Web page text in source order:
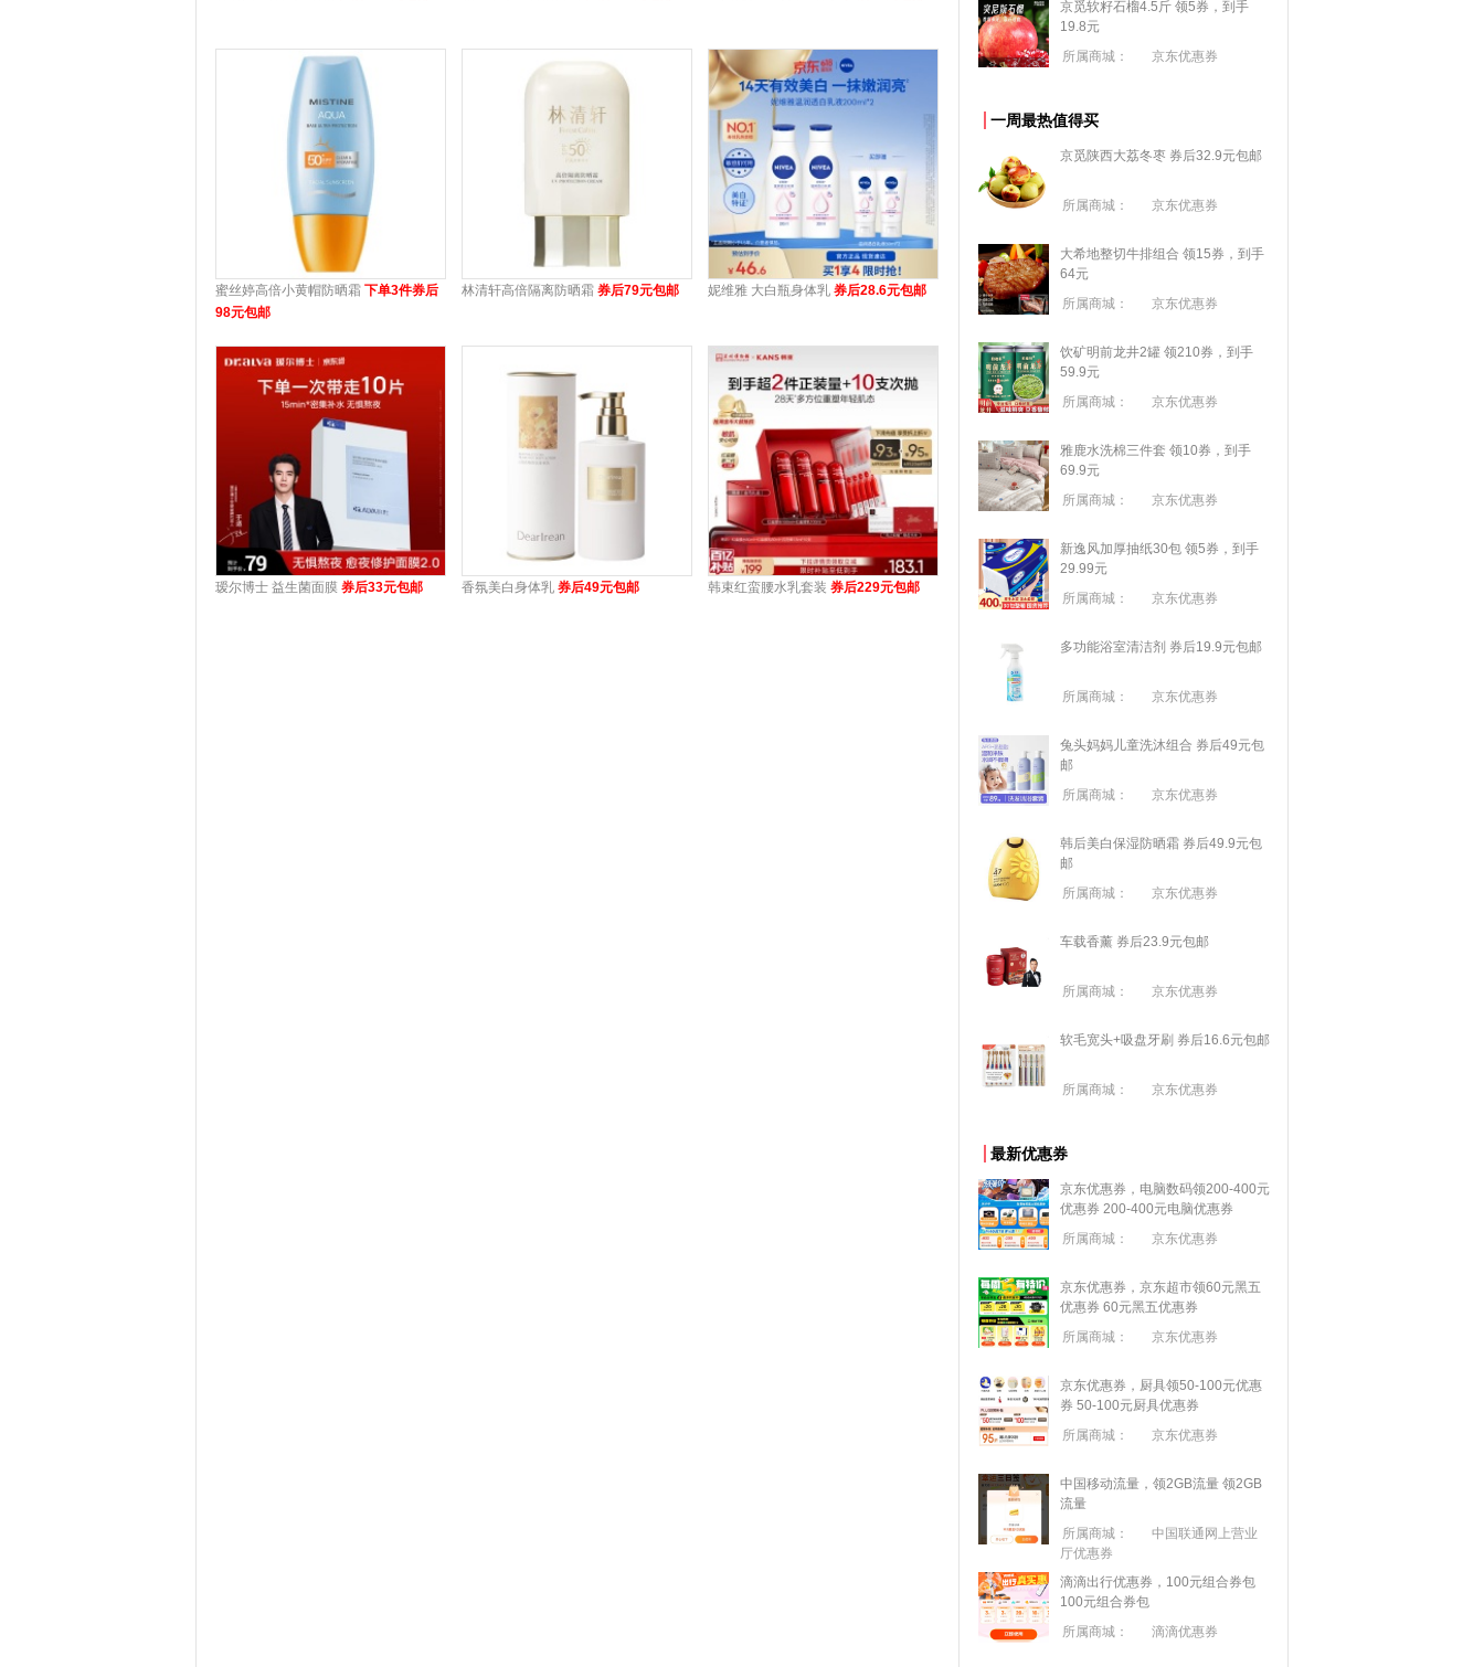
蜜丝婷高倍小黄帽防晒霜 下单3件券后
98元包邮
林清轩高倍隔离防晒霜 券后79元包邮 妮维雅 大白瓶身体乳 券后28.6元包邮
瑷尔博士 益生菌面膜 券后33元包邮 香氛美白身体乳 券后49元包邮 韩束红蛮腰水乳套装 券后229元包邮
京觅软籽石榴4.5斤 领5券，到手
19.8元
所属商城：
京东优惠券
一周最热值得买
京觅陕西大荔冬枣 券后32.9元包邮
所属商城： 京东优惠券
大希地整切牛排组合 领15券，到手
64元
所属商城：
京东优惠券
饮矿明前龙井2罐 领210券，到手
59.9元
所属商城：
京东优惠券
雅鹿水洗棉三件套 领10券，到手
69.9元
所属商城：
京东优惠券
新逸风加厚抽纸30包 领5券，到手
29.99元
所属商城：
京东优惠券
多功能浴室清洁剂 券后19.9元包邮
所属商城： 京东优惠券
兔头妈妈儿童洗沐组合 券后49元包
邮
所属商城：
京东优惠券
韩后美白保湿防晒霜 券后49.9元包
邮
所属商城：
京东优惠券
车载香薰 券后23.9元包邮
所属商城： 京东优惠券
软毛宽头+吸盘牙刷 券后16.6元包邮
所属商城： 京东优惠券
最新优惠券
京东优惠券，电脑数码领200-400元
优惠券 200-400元电脑优惠券
所属商城：
京东优惠券
京东优惠券，京东超市领60元黑五
优惠券 60元黑五优惠券
所属商城：
京东优惠券
京东优惠券，厨具领50-100元优惠
券 50-100元厨具优惠券
所属商城：
京东优惠券
中国移动流量，领2GB流量 领2GB
流量
所属商城：
中国联通网上营业
厅优惠券
滴滴出行优惠券，100元组合券包
100元组合券包
所属商城：
滴滴优惠券